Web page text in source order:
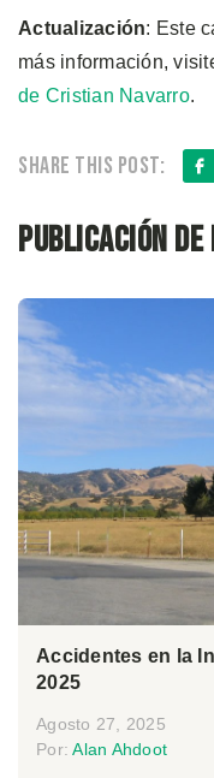
Actualización: Este
más información,
de Cristian Navarro.
Share this post:
Publicación
Accidentes en la
2025
Agosto 27, 2025
Por:Alan Ahdoot